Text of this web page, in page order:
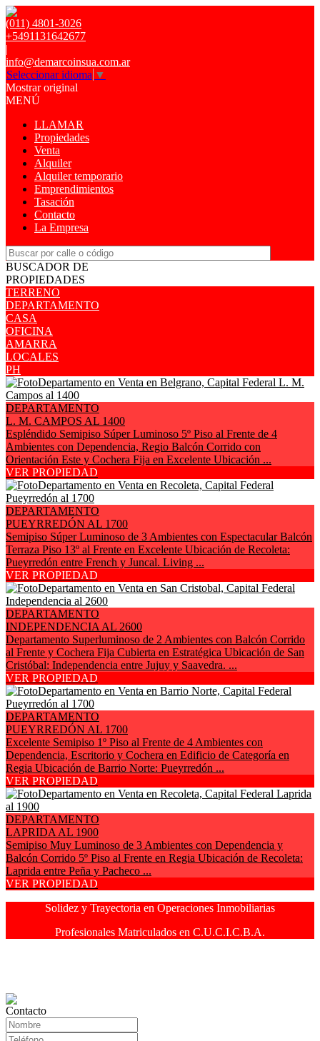
(011) 4801-3026
+5491131642677
|
info@demarcoinsua.com.ar
Seleccionar idioma ▼
Mostrar original
MENÚ
LLAMAR
Propiedades
Venta
Alquiler
Alquiler temporario
Emprendimientos
Tasación
Contacto
La Empresa
BUSCADOR DE
PROPIEDADES
TERRENO
DEPARTAMENTO
CASA
OFICINA
AMARRA
LOCALES
PH
DEPARTAMENTO
L. M. CAMPOS AL 1400
Espléndido Semipiso Súper Luminoso 5º Piso al Frente de 4
Ambientes con Dependencia, Regio Balcón Corrido con
Orientación Este y Cochera Fija en Excelente Ubicación ...
VER PROPIEDAD
DEPARTAMENTO
PUEYRREDÓN AL 1700
Semipiso Súper Luminoso de 3 Ambientes con Espectacular Balcón
Terraza Piso 13º al Frente en Excelente Ubicación de Recoleta:
Pueyrredón entre French y Juncal. Living ...
VER PROPIEDAD
DEPARTAMENTO
INDEPENDENCIA AL 2600
Departamento Superluminoso de 2 Ambientes con Balcón Corrido
al Frente y Cochera Fija Cubierta en Estratégica Ubicación de San
Cristóbal: Independencia entre Jujuy y Saavedra. ...
VER PROPIEDAD
DEPARTAMENTO
PUEYRREDÓN AL 1700
Excelente Semipiso 1º Piso al Frente de 4 Ambientes con
Dependencia, Escritorio y Cochera en Edificio de Categoría en
Regia Ubicación de Barrio Norte: Pueyrredón ...
VER PROPIEDAD
DEPARTAMENTO
LAPRIDA AL 1900
Semipiso Muy Luminoso de 3 Ambientes con Dependencia y
Balcón Corrido 5º Piso al Frente en Regia Ubicación de Recoleta:
Laprida entre Peña y Pacheco ...
VER PROPIEDAD
Solidez y Trayectoria en Operaciones Inmobiliarias
Profesionales Matriculados en C.U.C.I.C.B.A.
Contacto